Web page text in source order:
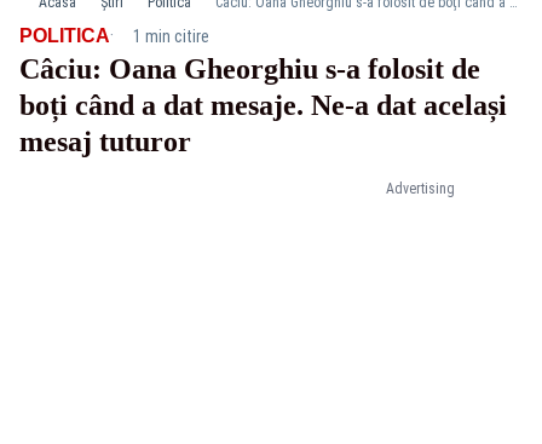
Advertising
POLITICA· 1 min citire
Câciu: Oana Gheorghiu s-a folosit de
boți când a dat mesaje. Ne-a dat același
mesaj tuturor